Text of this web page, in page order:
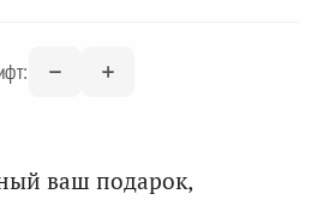
ваш подарок,